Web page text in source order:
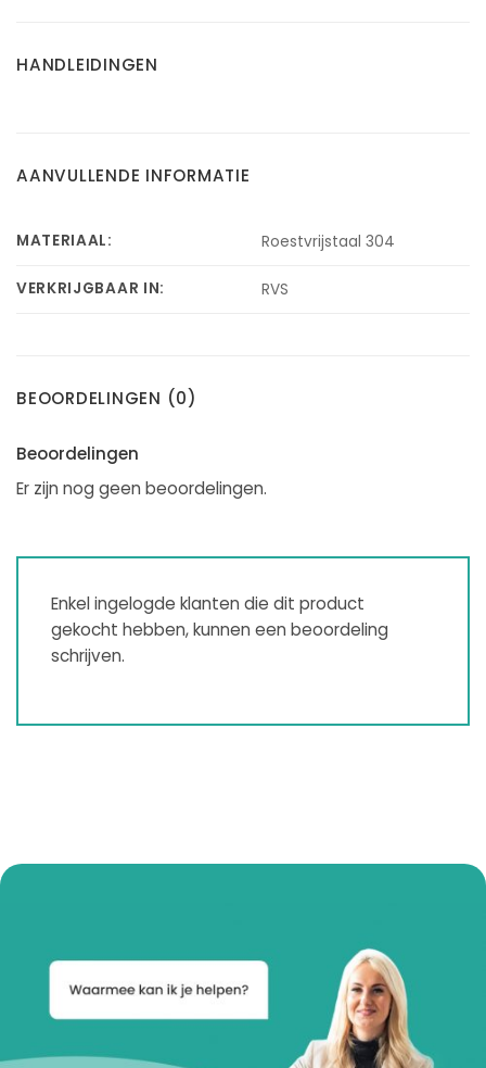
HANDLEIDINGEN
AANVULLENDE INFORMATIE
MATERIAAL: Roestvrijstaal 304
VERKRIJGBAAR IN: RVS
BEOORDELINGEN (0)
Beoordelingen
Er zijn nog geen beoordelingen.
Enkel ingelogde klanten die dit product
gekocht hebben, kunnen een beoordeling
schrijven.